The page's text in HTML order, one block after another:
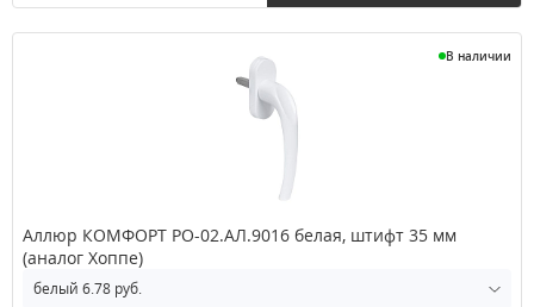
В наличии
Аллюр КОМФОРТ РО-02.АЛ.9016 белая, штифт 35 мм
(аналог Хоппе)